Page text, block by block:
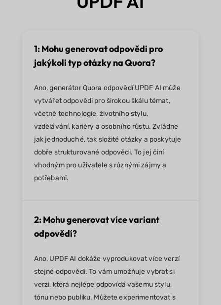
1: Mohu generovat odpovědi pro
jakýkoli typ otázky na Quora?
Ano, generátor Quora odpovědí UPDF AI může
vytvářet odpovědi pro širokou škálu témat,
včetně technologie, životního stylu,
vzdělávání, kariéry a osobního růstu. Zvládne
jak jednoduché, tak složité otázky a poskytuje
dobře strukturované odpovědi. To jej činí
vhodným pro uživatele s různými zájmy a
potřebami.
2: Mohu generovat více variant
odpovědí?
Ano, UPDF AI dokáže vyprodukovat více verzí
stejné odpovědi. To vám umožňuje vybrat si
verzi, která nejlépe odpovídá vašemu stylu,
tónu nebo publiku. Můžete experimentovat s